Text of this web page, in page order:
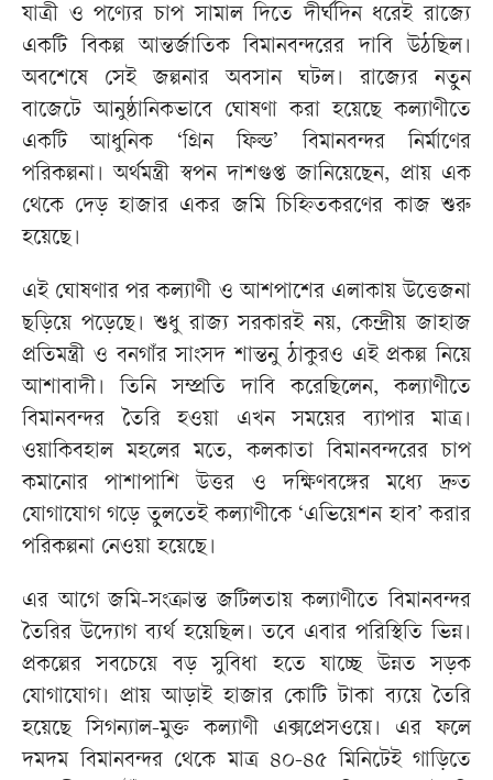
যাত্রী ও পণ্যের চাপ সামাল দিতে দীর্ঘদিন ধরেই রাজ্যে
একটি বিকল্প আন্তর্জাতিক বিমানবন্দরের দাবি উঠছিল।
অবশেষে সেই জল্পনার অবসান ঘটল। রাজ্যের নতুন
বাজেটে আনুষ্ঠানিকভাবে ঘোষণা করা হয়েছে কল্যাণীতে
একটি আধুনিক ‘গ্রিন ফিল্ড’ বিমানবন্দর নির্মাণের
পরিকল্পনা। অর্থমন্ত্রী স্বপন দাশগুপ্ত জানিয়েছেন, প্রায় এক
থেকে দেড় হাজার একর জমি চিহ্নিতকরণের কাজ শুরু
হয়েছে।
এই ঘোষণার পর কল্যাণী ও আশপাশের এলাকায় উত্তেজনা
ছড়িয়ে পড়েছে। শুধু রাজ্য সরকারই নয়, কেন্দ্রীয় জাহাজ
প্রতিমন্ত্রী ও বনগাঁর সাংসদ শান্তনু ঠাকুরও এই প্রকল্প নিয়ে
আশাবাদী। তিনি সম্প্রতি দাবি করেছিলেন, কল্যাণীতে
বিমানবন্দর তৈরি হওয়া এখন সময়ের ব্যাপার মাত্র।
ওয়াকিবহাল মহলের মতে, কলকাতা বিমানবন্দরের চাপ
কমানোর পাশাপাশি উত্তর ও দক্ষিণবঙ্গের মধ্যে দ্রুত
যোগাযোগ গড়ে তুলতেই কল্যাণীকে ‘এভিয়েশন হাব’ করার
পরিকল্পনা নেওয়া হয়েছে।
এর আগে জমি-সংক্রান্ত জটিলতায় কল্যাণীতে বিমানবন্দর
তৈরির উদ্যোগ ব্যর্থ হয়েছিল। তবে এবার পরিস্থিতি ভিন্ন।
প্রকল্পের সবচেয়ে বড় সুবিধা হতে যাচ্ছে উন্নত সড়ক
যোগাযোগ। প্রায় আড়াই হাজার কোটি টাকা ব্যয়ে তৈরি
হয়েছে সিগন্যাল-মুক্ত কল্যাণী এক্সপ্রেসওয়ে। এর ফলে
দমদম বিমানবন্দর থেকে মাত্র ৪০-৪৫ মিনিটেই গাড়িতে